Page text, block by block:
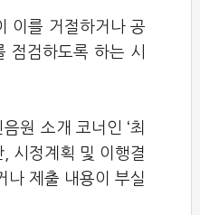
이를 거절하거나 공
점검하도록 하는 시
원 소개 코너인 ‘최
시정계획 및 이행결
나 제출 내용이 부실